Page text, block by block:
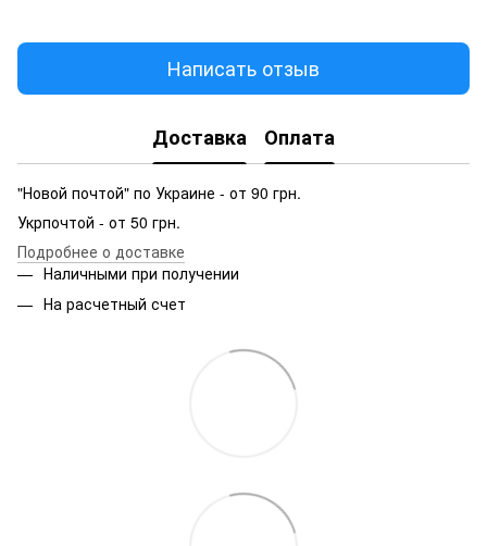
Написать отзыв
Доставка Оплата
"Новой почтой" по Украине - от 90 грн.
Укрпочтой - от 50 грн.
Подробнее о доставке
Наличными при получении
На расчетный счет